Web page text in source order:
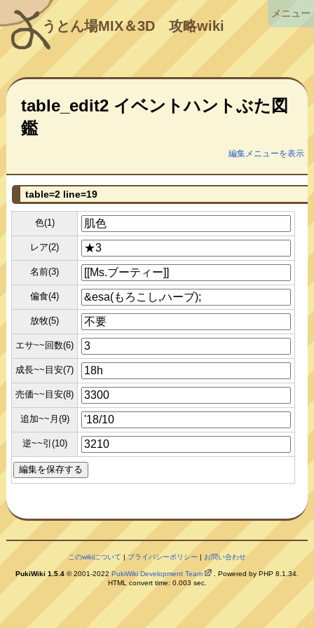
うとん場MIX＆3D攻略wiki
table_edit2 イベントハントぶた図
鑑
編集メニューを表示
table=2 line=19
色(1)
レア(2)
名前(3)
偏食(4)
放牧(5)
エサ~~回数(6)
成長~~目安(7)
売価~~目安(8)
追加~~月(9)
逆~~引(10)
このwikiについて |プライバシーポリシー | お問い合わせ
PukiWiki 1.5.4 © 2001-2022PukiWiki Development Team
. Powered by PHP 8.1.34.
HTML convert time: 0.003 sec.
メニュー